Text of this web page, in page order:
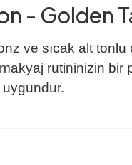
- Golden
ve sıcak alt
rutininizin
uygundur.